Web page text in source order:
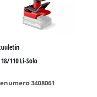
18/110 Li-Solo
3408061